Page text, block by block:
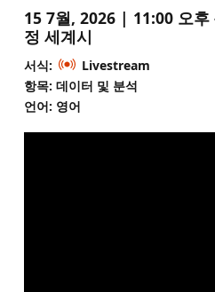
15 7월, 2026 | 11:00 오후
정 세계시
서식:
Livestream
항목: 데이터 및 분석
언어: 영어